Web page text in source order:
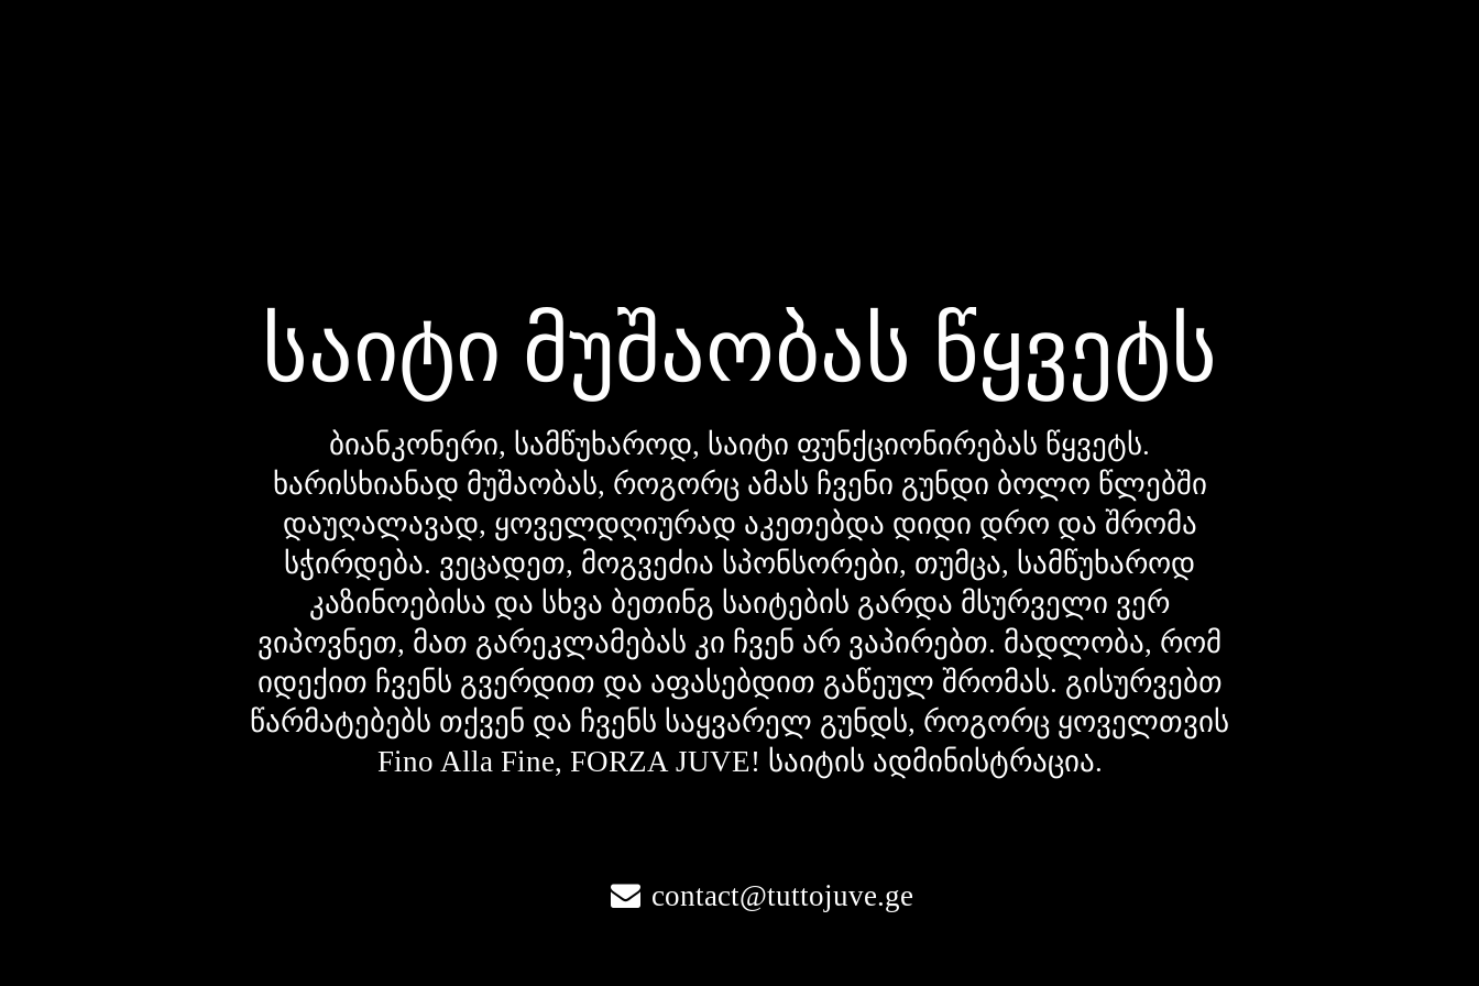
საიტი მუშაობას წყვეტს
ბიანკონერი, სამწუხაროდ, საიტი ფუნქციონირებას წყვეტს.
ხარისხიანად მუშაობას, როგორც ამას ჩვენი გუნდი ბოლო წლებში
დაუღალავად, ყოველდღიურად აკეთებდა დიდი დრო და შრომა
სჭირდება. ვეცადეთ, მოგვეძია სპონსორები, თუმცა, სამწუხაროდ
კაზინოებისა და სხვა ბეთინგ საიტების გარდა მსურველი ვერ
ვიპოვნეთ, მათ გარეკლამებას კი ჩვენ არ ვაპირებთ. მადლობა, რომ
იდექით ჩვენს გვერდით და აფასებდით გაწეულ შრომას. გისურვებთ
წარმატებებს თქვენ და ჩვენს საყვარელ გუნდს, როგორც ყოველთვის
Fino Alla Fine, FORZA JUVE! საიტის ადმინისტრაცია.
contact@tuttojuve.ge